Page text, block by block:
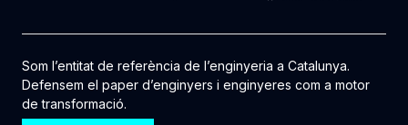
Som l’entitat de referència de l’enginyeria a Catalunya.
Defensem el paper d’enginyers i enginyeres com a motor
de transformació.